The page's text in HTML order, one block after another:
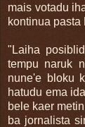
mais votadu
kontinua
"Laiha
tempu naruk
nune'e bloku
hatudu ema
bele kaer
ba jornalista